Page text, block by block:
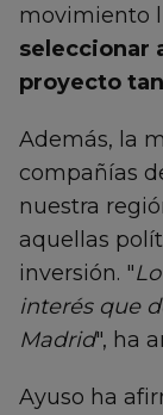
movimiento
seleccionar
proyecto
Además, la
compañías
nuestra
aquellas
inversión. "
interés que
Madrid", ha
Ayuso ha